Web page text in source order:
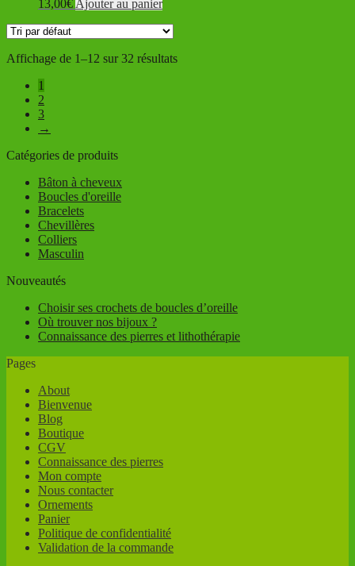
13,00€ Ajouter au panier
Affichage de 1–12 sur 32 résultats
1
2
3
→
Catégories de produits
Bâton à cheveux
Boucles d'oreille
Bracelets
Chevillères
Colliers
Masculin
Nouveautés
Choisir ses crochets de boucles d’oreille
Où trouver nos bijoux ?
Connaissance des pierres et lithothérapie
Pages
About
Bienvenue
Blog
Boutique
CGV
Connaissance des pierres
Mon compte
Nous contacter
Ornements
Panier
Politique de confidentialité
Validation de la commande